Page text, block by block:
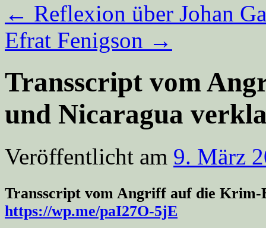
← Reflexion über Johan
Efrat Fenigson →
Transscript vom
und Nicaragua
Veröffentlicht am 9. März
Transscript vom Angriff auf die
https://wp.me/paI27O-5jE